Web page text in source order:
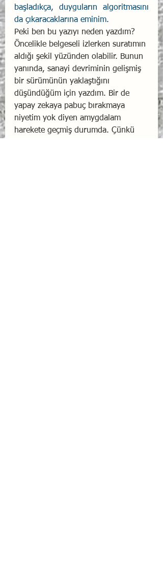
başladıkça, duyguların algoritmasını
da çıkaracaklarına eminim.
Peki ben bu yazıyı neden yazdım?
Öncelikle belgeseli izlerken suratımın
aldığı şekil yüzünden olabilir. Bunun
yanında, sanayi devriminin gelişmiş
bir sürümünün yaklaştığını
düşündüğüm için yazdım. Bir de
yapay zekaya pabuç bırakmaya
niyetim yok diyen amygdalam
harekete geçmiş durumda. Çünkü